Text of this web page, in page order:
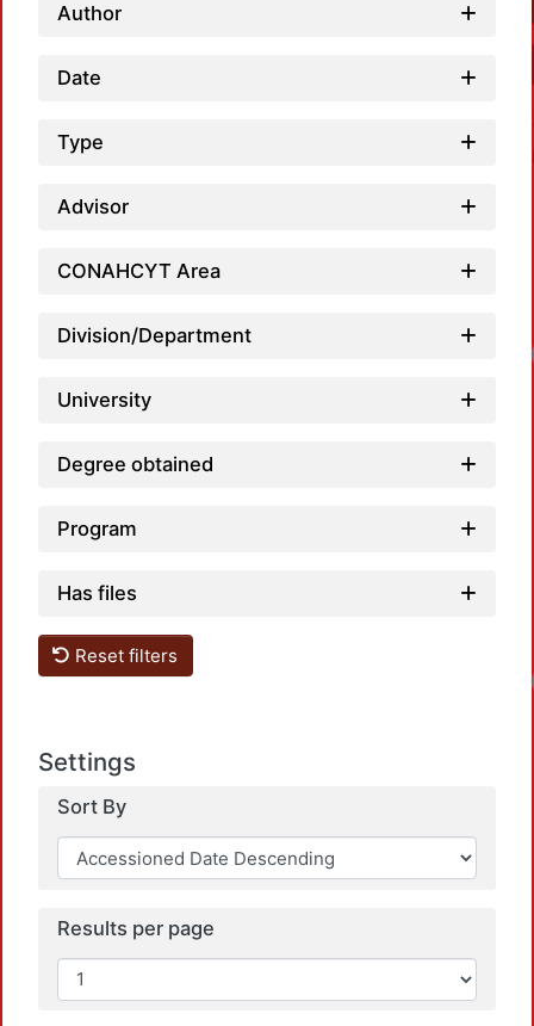
Author
Date
Type
Advisor
CONAHCYT Area
Division/Department
University
Degree obtained
Program
Has files
Reset filters
Settings
Sort By
Results per page